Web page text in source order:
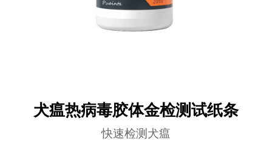
犬瘟热病毒胶体金检测试纸条
快速检测犬瘟